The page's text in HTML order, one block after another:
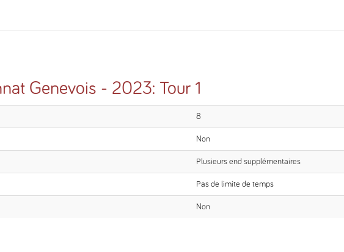
Genevois - 2023: Tour 1
8
Non
Plusieurs end supplémentaires
Pas de limite de temps
Non